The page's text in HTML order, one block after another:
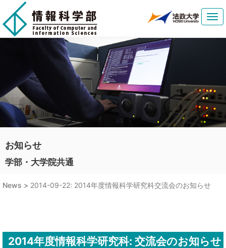
お知らせ
学部・大学院共通
News > 2014-09-22: 2014年度情報科学研究科交流会のお知らせ
2014年度情報科学研究科: 交流会のお知らせ